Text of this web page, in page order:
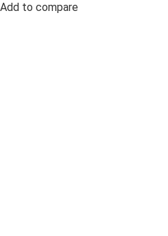
Add to compare